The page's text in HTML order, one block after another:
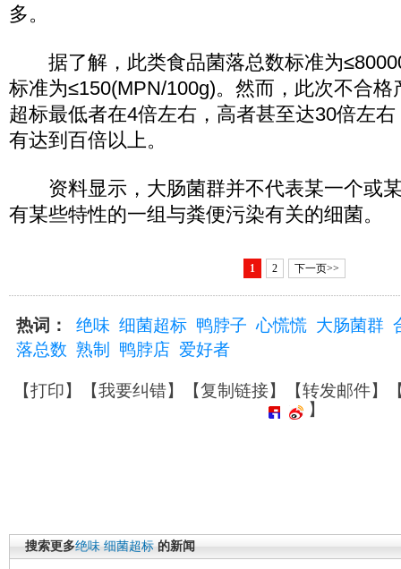
多。
据了解，此类食品菌落总数标准为
标准为≤150(MPN/100g)。然而，此次不合
超标最低者在4倍左右，高者甚至达30倍左
有达到百倍以上。
资料显示，大肠菌群并不代表某一个或
有某些特性的一组与粪便污染有关的细菌。
1 2 下一页>>
热词： 绝味 细菌超标 鸭脖子 心慌慌 大肠菌群
落总数 熟制 鸭脖店 爱好者
【打印】【我要纠错】【复制链接】【转发邮件】
】
搜索更多绝味 细菌超标 的新闻